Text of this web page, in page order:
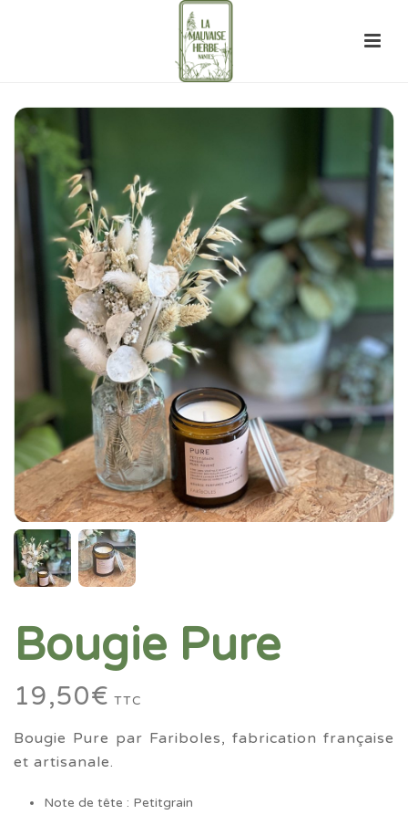
Bougie Pure
19,50€ TTC
Bougie Pure par Fariboles, fabrication française
et artisanale.
Note de tête : Petitgrain